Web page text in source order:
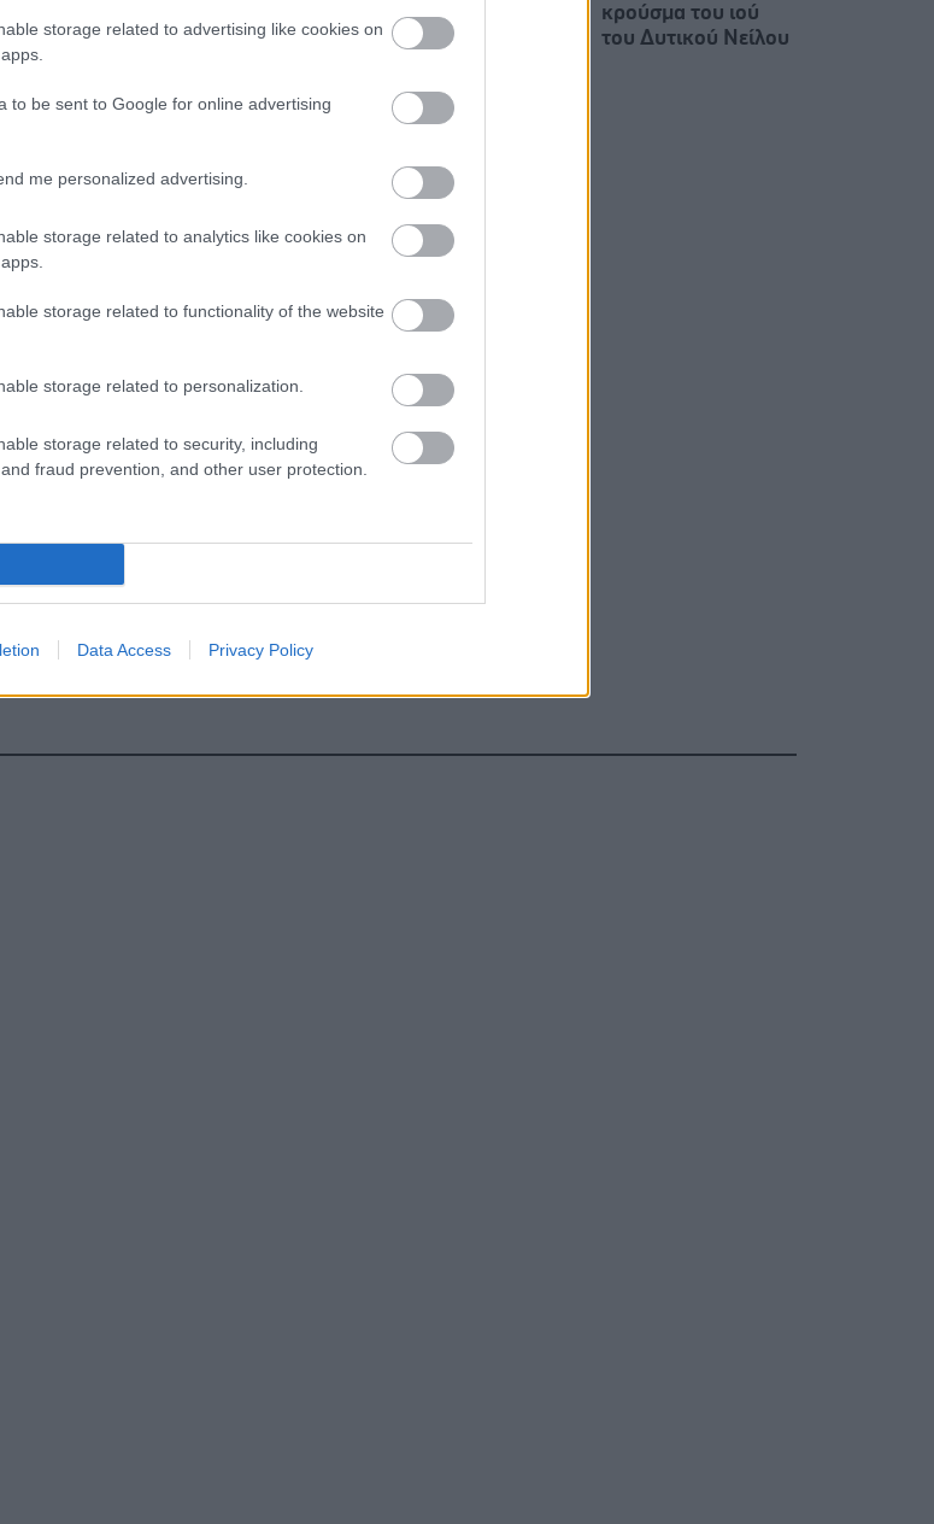
storage related to advertising like cookies on
to be sent to Google for online advertising
me personalized advertising.
storage related to analytics like cookies on
storage related to functionality of the website
storage related to personalization.
storage related to security, including
fraud prevention, and other user protection.
Data Access Privacy Policy
στο Discover
ενάμιση χρόνο, το νοσοκομείο θα
για την αντιμετώπιση των
βοηθά στην απώλεια βάρους
κρούσμα του ιού
του Δυτικού Νείλου